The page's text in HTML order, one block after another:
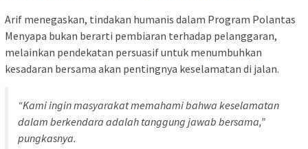
Arif menegaskan, tindakan humanis dalam Program Polantas
Menyapa bukan berarti pembiaran terhadap pelanggaran,
melainkan pendekatan persuasif untuk menumbuhkan
kesadaran bersama akan pentingnya keselamatan di jalan.
“Kami ingin masyarakat memahami bahwa keselamatan
dalam berkendara adalah tanggung jawab bersama,”
pungkasnya.